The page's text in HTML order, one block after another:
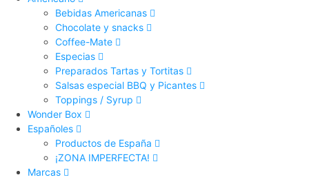
Bebidas Americanas
Chocolate y snacks
Coffee-Mate
Especias
Preparados Tartas y Tortitas
Salsas especial BBQ y Picantes
Toppings / Syrup
Wonder Box
Españoles
Productos de España
¡ZONA IMPERFECTA!
Marcas